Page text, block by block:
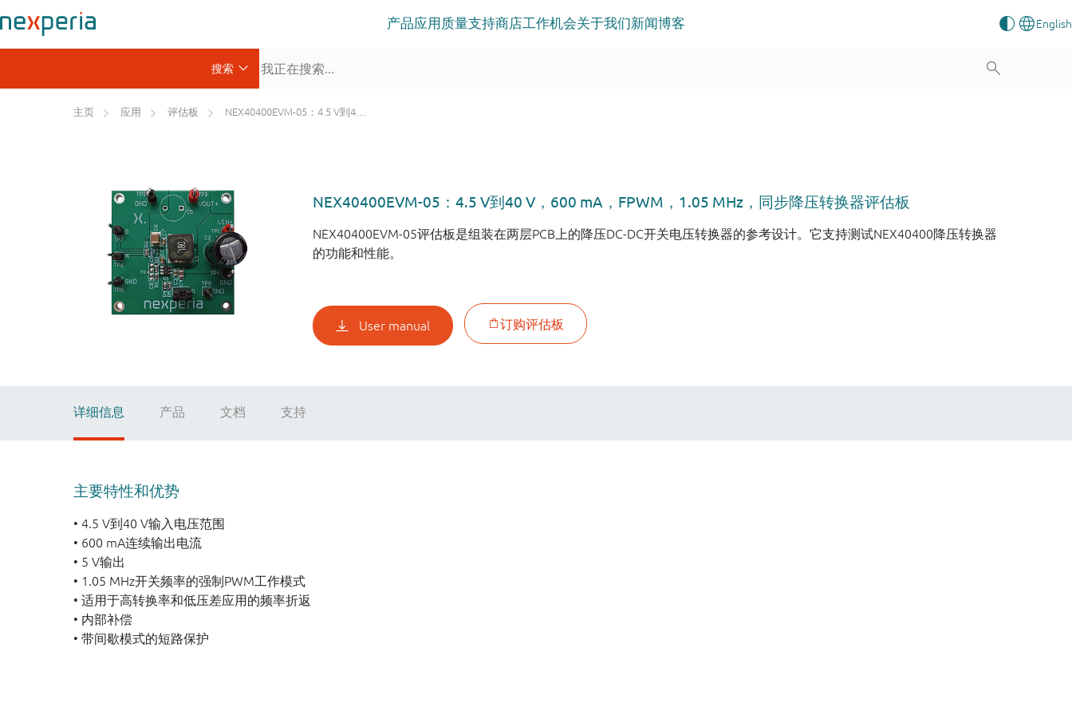
产品应用 质量支持商店工作机会关于我们新闻博客
主页 应用 评估板 NEX40400EVM-05：4.5 V到40 V，600 mA，FPWM，1.05 MHz，同步降压转换器评估板
NEX40400EVM-05：4.5 V到40 V，600 mA，FPWM，1.05 MHz，同步降压转换器评估板
NEX40400EVM-05评估板是组装在两层PCB上的降压DC-DC开关电压转换器的参考设计。它支持测试NEX40400降压转换器
的功能和性能。
User manual
详细信息 产品 文档 支持
主要特性和优势
• 4.5 V到40 V输入电压范围
• 600 mA连续输出电流
• 5 V输出
• 1.05 MHz开关频率的强制PWM工作模式
• 适用于高转换率和低压差应用的频率折返
• 内部补偿
• 带间歇模式的短路保护